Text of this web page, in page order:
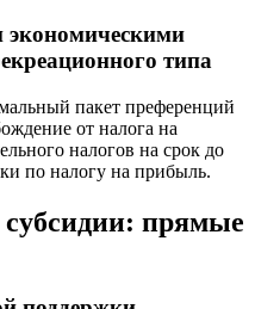
экономическими
типа
пакет преференций
от налога на
налогов на срок до
по налогу на прибыль.
прямые